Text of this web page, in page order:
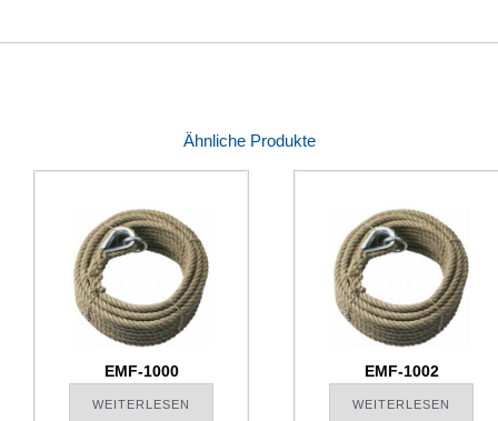
Ähnliche Produkte
EMF-1000
WEITERLESEN
EMF-1002
WEITERLESEN